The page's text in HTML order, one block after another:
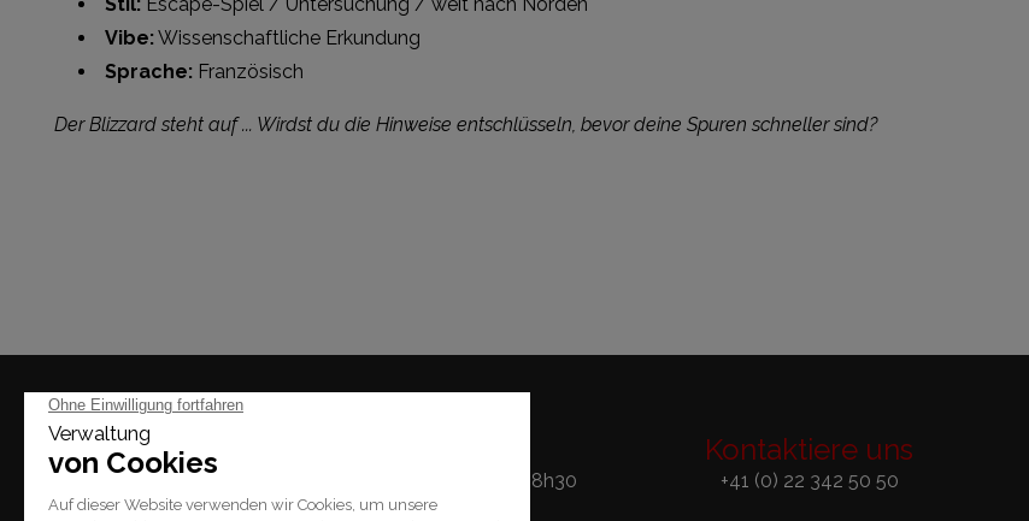
Vibe:Wissenschaftliche Erkundung
Sprache: Französisch
Der Blizzard steht auf ... Wirdst du die Hinweise entschlüsseln, bevor deine Spuren schneller sind?
Montag: 14h - 18h30
Kontaktiere uns
+41 (0) 22 342 50 50